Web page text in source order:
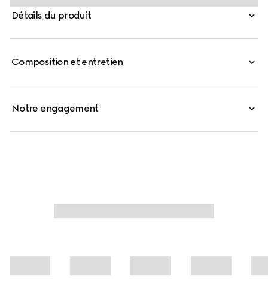
vert et rouge sur le côté et le logo Gucci vintage viennent
compléter le modèle.
Détails du produit
Composition et entretien
Notre engagement